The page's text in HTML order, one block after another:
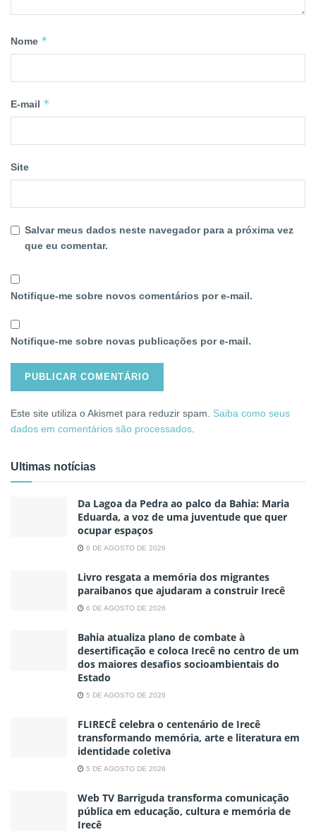
Nome *
E-mail *
Site
Salvar meus dados neste navegador para a próxima vez
que eu comentar.
Notifique-me sobre novos comentários por e-mail.
Notifique-me sobre novas publicações por e-mail.
Este site utiliza o Akismet para reduzir spam. Saiba como seus
dados em comentários são processados.
Ultimas notícias
Da Lagoa da Pedra ao palco da Bahia: Maria
Eduarda, a voz de uma juventude que quer
ocupar espaços
6 DE AGOSTO DE 2026
Livro resgata a memória dos migrantes
paraibanos que ajudaram a construir Irecê
6 DE AGOSTO DE 2026
Bahia atualiza plano de combate à
desertificação e coloca Irecê no centro de um
dos maiores desafios socioambientais do
Estado
5 DE AGOSTO DE 2026
FLIRECÊ celebra o centenário de Irecê
transformando memória, arte e literatura em
identidade coletiva
5 DE AGOSTO DE 2026
Web TV Barriguda transforma comunicação
pública em educação, cultura e memória de
Irecê